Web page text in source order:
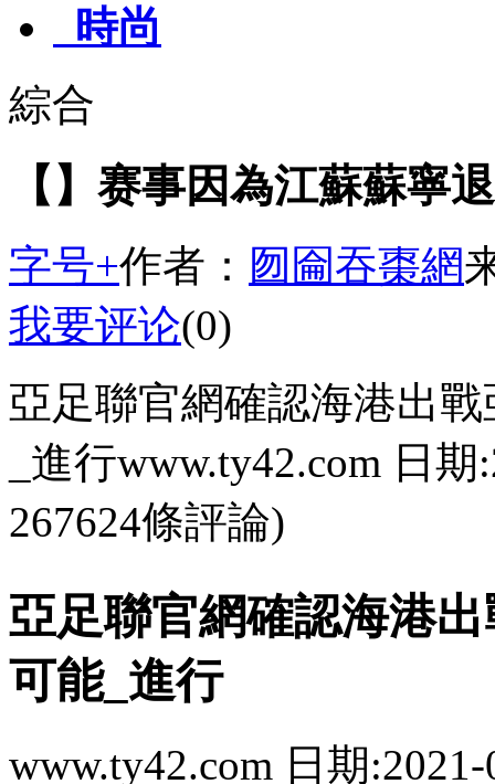
時尚
綜合
【】赛事因為江蘇蘇寧
字号+作者： 囫圇吞棗網
我要评论(0)
亞足聯官網確認海港出
_進行www.ty42.com 日
267624條評論)
亞足聯官網確認海港
可能_進行
www.ty42.com 日期